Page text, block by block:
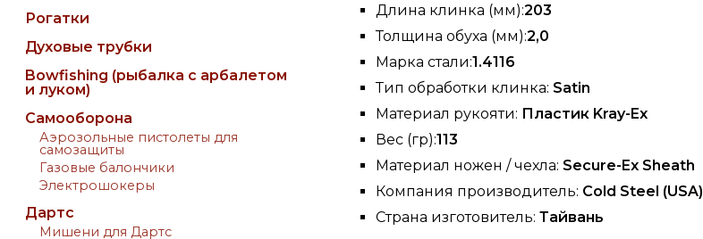
Рогатки
Духовые трубки
Bowfishing (рыбалка с арбалетом
и луком)
Самооборона
Аэрозольные пистолеты для
самозащиты
Газовые балончики
Электрошокеры
Дартс
Мишени для Дартс
Длина клинка (мм):203
Толщина обуха (мм):2,0
Марка стали:1.4116
Тип обработки клинка: Satin
Материал рукояти: Пластик Kray-Ex
Вес (гр):113
Материал ножен / чехла: Secure-Ex Sheath
Компания производитель: Cold Steel (USA)
Страна изготовитель: Тайвань